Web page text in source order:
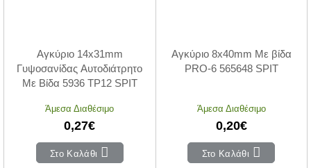
Αγκύριο 14x31mm
Γυψοσανίδας Αυτοδιάτρητο
Με Βίδα 5936 TP12 SPIT
Άμεσα Διαθέσιμο
0,27€
Στο Καλάθι
Αγκύριο 8x40mm Με βίδα
PRO-6 565648 SPIT
Άμεσα Διαθέσιμο
0,20€
Στο Καλάθι